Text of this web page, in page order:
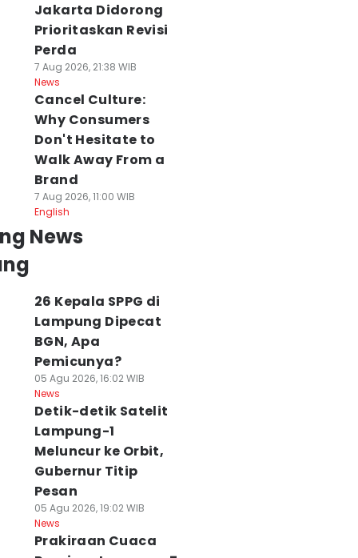
Jakarta Didorong
Prioritaskan Revisi
Perda
7 Aug 2026, 21:38 WIB
News
Cancel Culture:
Why Consumers
Don't Hesitate to
Walk Away From a
Brand
7 Aug 2026, 11:00 WIB
English
News
26 Kepala SPPG di
Lampung Dipecat
BGN, Apa
Pemicunya?
05 Agu 2026, 16:02 WIB
News
Detik-detik Satelit
Lampung-1
Meluncur ke Orbit,
Gubernur Titip
Pesan
05 Agu 2026, 19:02 WIB
News
Prakiraan Cuaca